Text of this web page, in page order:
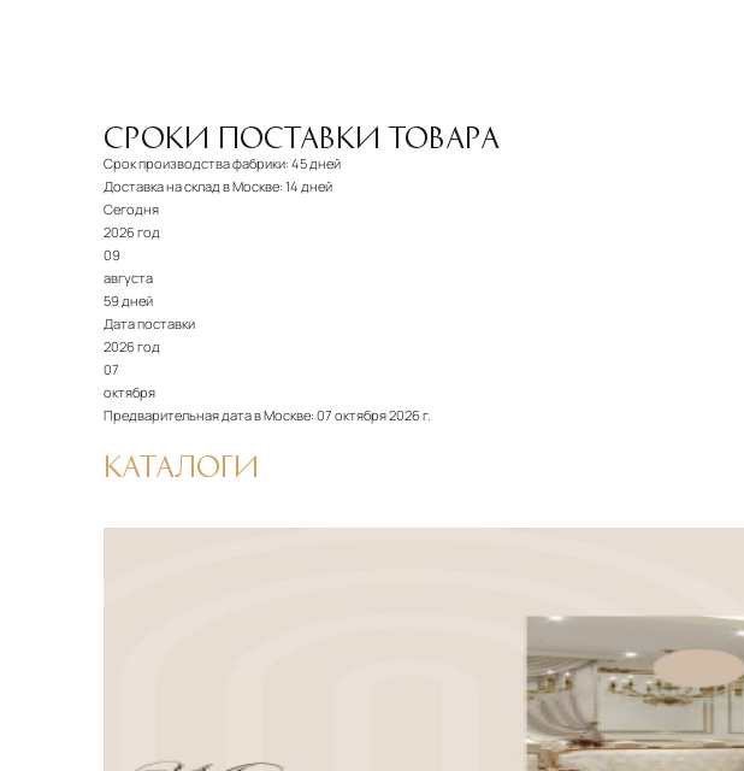
СРОКИ ПОСТАВКИ ТОВАРА
Срок производства фабрики: 45 дней
Доставка на склад в Москве: 14 дней
Сегодня
2026 год
09
августа
59 дней
Дата поставки
2026 год
07
октября
Предварительная дата в Москве:07 октября 2026 г.
КАТАЛОГИ